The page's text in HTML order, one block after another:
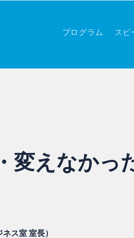
プログラム スピ
変えなかっ
ス室 室長）